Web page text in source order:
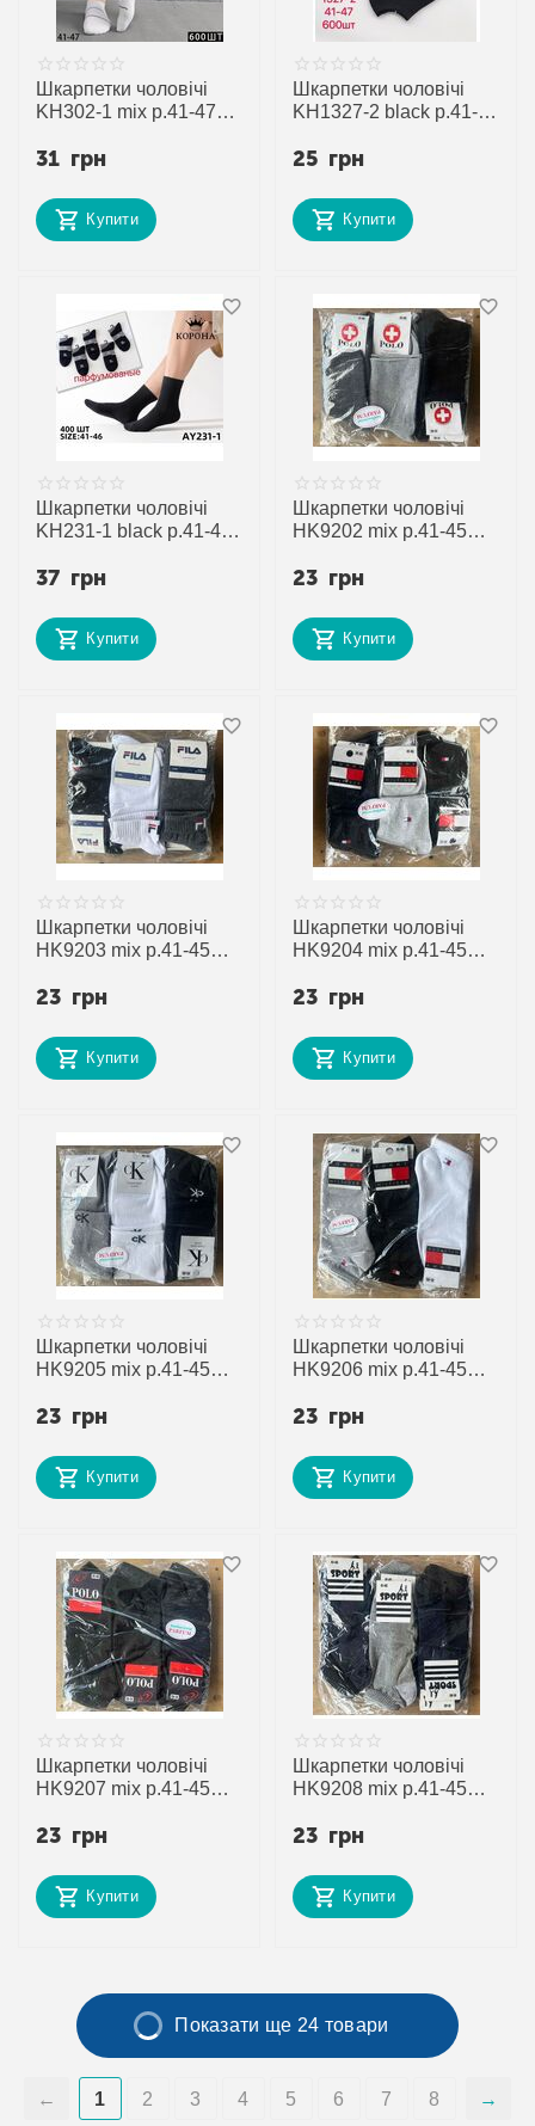
Шкарпетки чоловічі
KH302-1 mix р.41-47
оптом від прямого
31 грн
Купити
Шкарпетки чоловічі
KH1327-2 black р.41-
оптом від прямого
25 грн
Купити
Шкарпетки чоловічі
KH231-1 black р.41-47
оптом від прямого
37 грн
Купити
Шкарпетки чоловічі
HK9202 mix р.41-45
оптом від прямого
23 грн
Купити
Шкарпетки чоловічі
HK9203 mix р.41-45
оптом від прямого
23 грн
Купити
Шкарпетки чоловічі
HK9204 mix р.41-45
оптом від прямого
23 грн
Купити
Шкарпетки чоловічі
HK9205 mix р.41-45
оптом від прямого
23 грн
Купити
Шкарпетки чоловічі
HK9206 mix р.41-45
оптом від прямого
23 грн
Купити
Шкарпетки чоловічі
HK9207 mix р.41-45
оптом від прямого
23 грн
Купити
Шкарпетки чоловічі
HK9208 mix р.41-45
оптом від прямого
23 грн
Купити
Показати ще 24 товари
1 2 3 4 5 6 7 8